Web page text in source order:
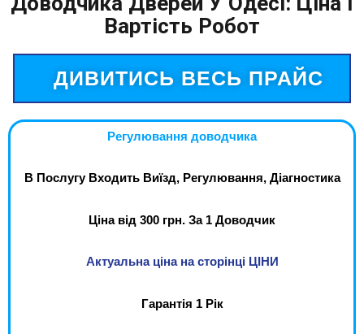
Вартість Робот
ДИВИТИСЬ ВЕСЬ ПРАЙС
Регулювання доводчика
В Послугу Входить Виїзд, Регулювання, Діагностика
Ціна від 300 грн. За 1 Доводчик
Актуальна ціна на сторінці ЦІНИ
Гарантія 1 Рік